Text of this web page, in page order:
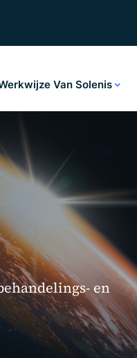
Van Solenis
en